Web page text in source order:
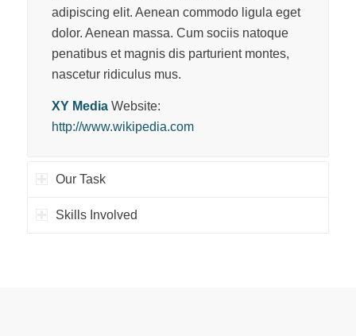
adipiscing elit. Aenean commodo ligula eget
dolor. Aenean massa. Cum sociis natoque
penatibus et magnis dis parturient montes,
nascetur ridiculus mus.
XY MediaWebsite:
http://www.wikipedia.com
Our Task
Skills Involved